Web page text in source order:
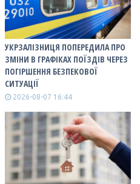
УКРЗАЛІЗНИЦЯ ПОПЕРЕДИЛА ПРО
ЗМІНИ В ГРАФІКАХ ПОЇЗДІВ ЧЕРЕЗ
ПОГІРШЕННЯ БЕЗПЕКОВОЇ
СИТУАЦІЇ
2026-08-07 16:44